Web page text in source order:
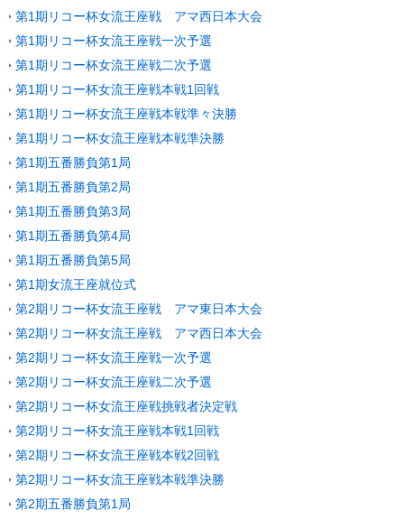
第1期リコー杯女流王座戦 アマ西日本大会
第1期リコー杯女流王座戦一次予選
第1期リコー杯女流王座戦二次予選
第1期リコー杯女流王座戦本戦1回戦
第1期リコー杯女流王座戦本戦準々決勝
第1期リコー杯女流王座戦本戦準決勝
第1期五番勝負第1局
第1期五番勝負第2局
第1期五番勝負第3局
第1期五番勝負第4局
第1期五番勝負第5局
第1期女流王座就位式
第2期リコー杯女流王座戦 アマ東日本大会
第2期リコー杯女流王座戦 アマ西日本大会
第2期リコー杯女流王座戦一次予選
第2期リコー杯女流王座戦二次予選
第2期リコー杯女流王座戦挑戦者決定戦
第2期リコー杯女流王座戦本戦1回戦
第2期リコー杯女流王座戦本戦2回戦
第2期リコー杯女流王座戦本戦準決勝
第2期五番勝負第1局